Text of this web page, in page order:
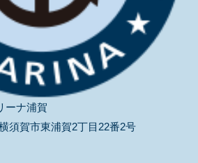
ーナ浦賀
須賀市東浦賀2丁目22番2号